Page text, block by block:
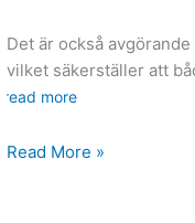
Det är också
vilket säkerställer att
read more
Förhandla
Read More »